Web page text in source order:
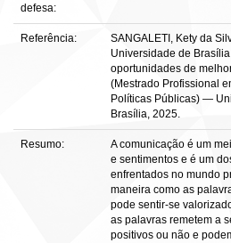
defesa:
Referência:
SANGALETI, Kety da
Universidade de
oportunidades de
(Mestrado Profissional
Políticas Públicas) —
Brasília, 2025.
Resumo:
A comunicação é um
e sentimentos e é um
enfrentados no mundo
maneira como as
pode sentir-se
as palavras remetem a
positivos ou não e